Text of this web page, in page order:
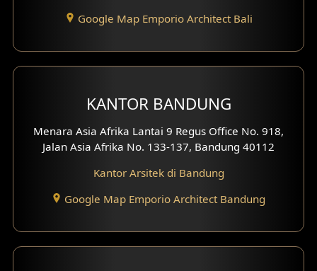
Desain Interior Perumahan
Desain Interior Ruko
Desain Interior Kantor
Eksterior Tampak Hook
Eksterior dengan Pagar
Google Map Emporio Architect Bali
KANTOR BANDUNG
Menara Asia Afrika Lantai 9 Regus Office No. 918,
Jalan Asia Afrika No. 133-137, Bandung 40112
Kantor Arsitek di Bandung
Google Map Emporio Architect Bandung